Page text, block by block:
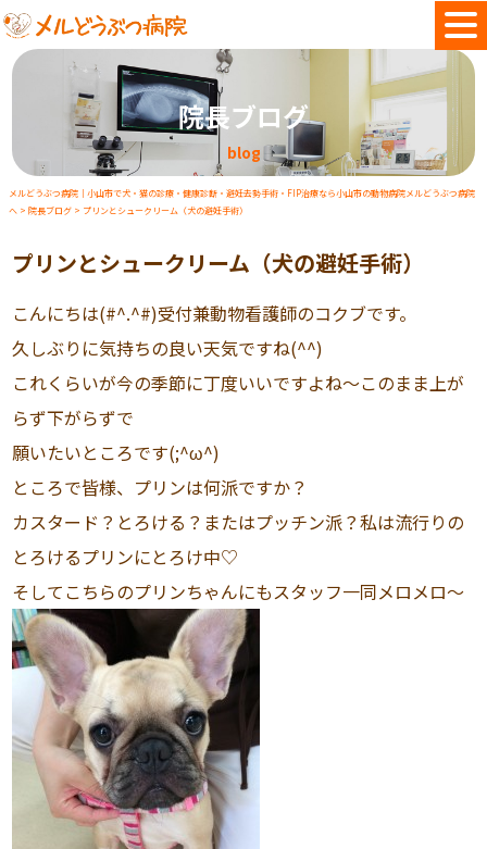
院長ブログ
blog
メルどうぶつ病院｜小山市で犬・猫の診療・健康診断・避妊去勢手術・FIP治療なら小山市の動物病院メルどうぶつ病院
へ > 院長ブログ > プリンとシュークリーム（犬の避妊手術）
プリンとシュークリーム（犬の避妊手術）
こんにちは(#^.^#)受付兼動物看護師のコクブです。
久しぶりに気持ちの良い天気ですね(^^)
これくらいが今の季節に丁度いいですよね～このまま上が
らず下がらずで
願いたいところです(;^ω^)
ところで皆様、プリンは何派ですか？
カスタード？とろける？またはプッチン派？私は流行りの
とろけるプリンにとろけ中♡
そしてこちらのプリンちゃんにもスタッフ一同メロメロ～